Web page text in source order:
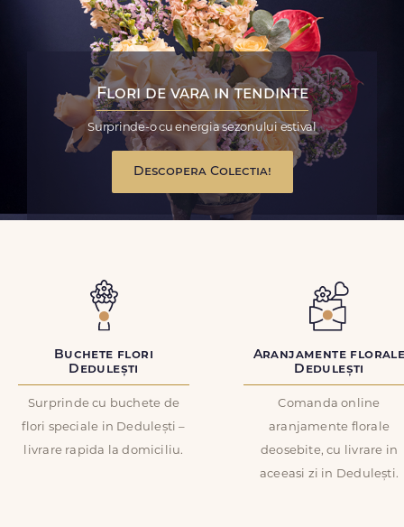
Flori de vara in tendinte
Surprinde-o cu energia sezonului estival
Descopera Colectia!
Buchete flori
Dedulești
Surprinde cu buchete de
flori speciale in Dedulești –
livrare rapida la domiciliu.
Aranjamente
Dedulești
Comanda online
aranjamente florale
deosebite, cu livrare in
aceeasi zi in Dedulești.